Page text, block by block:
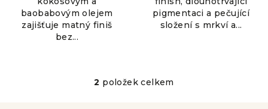
baobabovým olejem
zajišťuje matný finiš
bez...
pigmentaci a pečující
složení s mrkví a...
O
2 položek celkem